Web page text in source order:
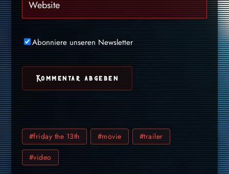
Abonniere unseren Newsletter
#friday the 13th #movie #trailer
#video